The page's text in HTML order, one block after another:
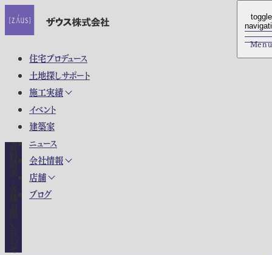
住宅プロデュース
土地探しサポート
施工実績
イベント
建築家
ニュース
会社情報
店舗
ブログ
toggle
Menu
toggle
Menu